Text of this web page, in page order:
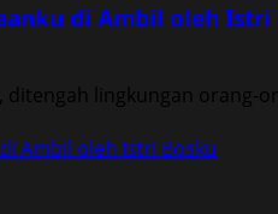
di Ambil oleh Istri
ditengah lingkungan
Ambil oleh Istri Bosku